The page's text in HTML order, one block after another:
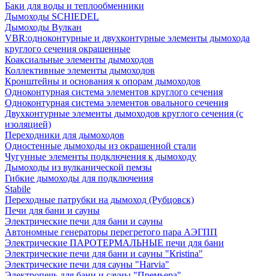
Баки для воды и теплообменники
Дымоходы SCHIEDEL
Дымоходы Вулкан
VBR:одноконтурные и двухконтурные элементы дымохода
круглого сечения окрашенные
Коаксиальные элементы дымоходов
Коллективные элементы дымоходов
Кронштейны и основания к опорам дымоходов
Одноконтурная система элементов круглого сечения
Одноконтурная система элементов овального сечения
Двухконтурные элементы дымоходов круглого сечения (с
изоляцией)
Переходники для дымоходов
Одностенные дымоходы из окрашенной стали
Чугунные элементы подключения к дымоходу
Дымоходы из вулканической пемзы
Гибкие дымоходы для подключения
Stabile
Переходные патрубки на дымоход (Рубцовск)
Печи для бани и сауны
Электрические печи для бани и сауны
Автономные генераторы перегретого пара АЭГПП
Электрические ПАРОТЕРМАЛЬНЫЕ печи для бани
Электрические печи для бани и сауны "Кristina"
Электрические печи для сауны "Harvia"